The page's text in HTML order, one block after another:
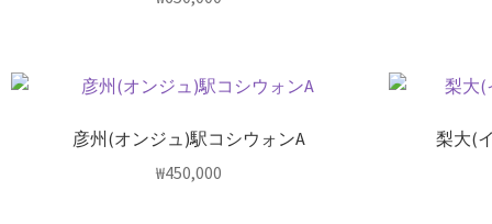
彦州(オンジュ)駅コシウォンA
₩450,000
梨大(